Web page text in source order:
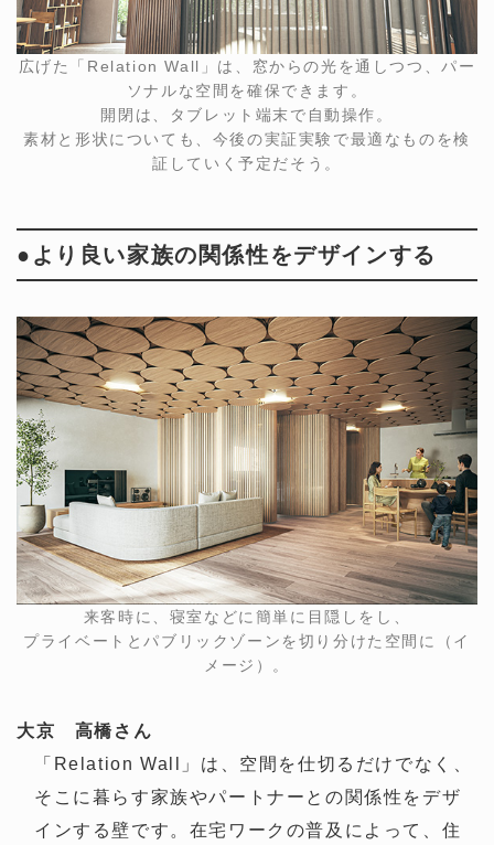
広げた「Relation Wall」は、窓からの光を通しつつ、パー
ソナルな空間を確保できます。
開閉は、タブレット端末で自動操作。
素材と形状についても、今後の実証実験で最適なものを検
証していく予定だそう。
●より良い家族の関係性をデザインする
来客時に、寝室などに簡単に目隠しをし、
プライベートとパブリックゾーンを切り分けた空間に（イ
メージ）。
大京 高橋さん
「Relation Wall」は、空間を仕切るだけでなく、
そこに暮らす家族やパートナーとの関係性をデザ
インする壁です。在宅ワークの普及によって、住